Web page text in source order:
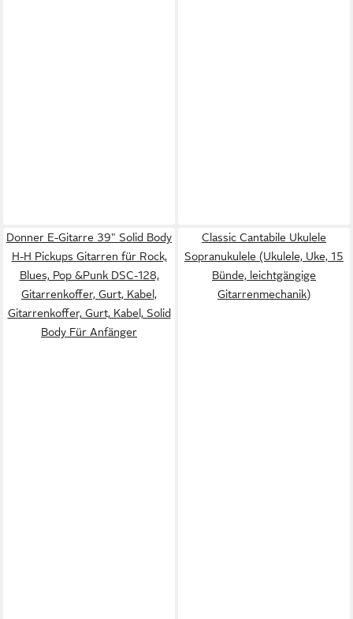
Donner E-Gitarre 39" Solid Body
H-H Pickups Gitarren für Rock,
Blues, Pop &Punk DSC-128,
Gitarrenkoffer, Gurt, Kabel,
Gitarrenkoffer, Gurt, Kabel, Solid
Body Für Anfänger
Classic Cantabile Ukulele
Sopranukulele (Ukulele, Uke, 15
Bünde, leichtgängige
Gitarrenmechanik)